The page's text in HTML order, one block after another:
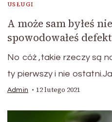
USŁUGI
A może sam byłeś
spowodowałeś
No cóż ,takie rzeczy są
ty pierwszy i nie
Admin 12 lutego 2021